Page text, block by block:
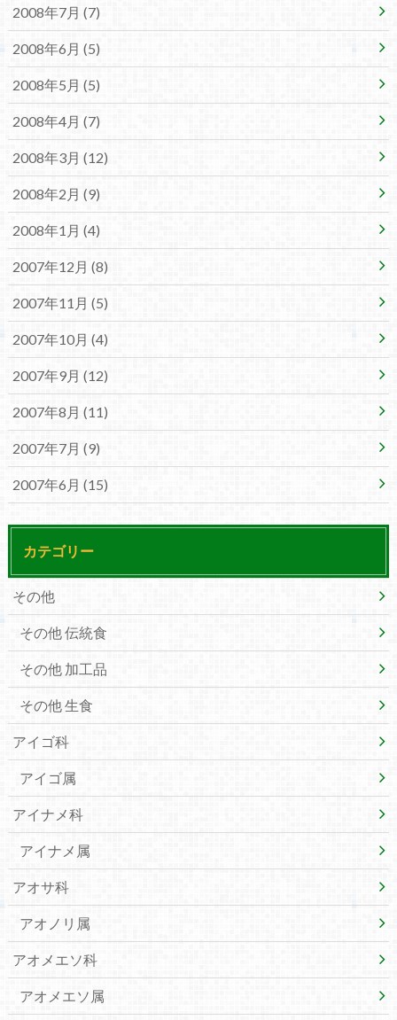
2008年7月 (7)
2008年6月 (5)
2008年5月 (5)
2008年4月 (7)
2008年3月 (12)
2008年2月 (9)
2008年1月 (4)
2007年12月 (8)
2007年11月 (5)
2007年10月 (4)
2007年9月 (12)
2007年8月 (11)
2007年7月 (9)
2007年6月 (15)
カテゴリー
その他
その他 伝統食
その他 加工品
その他 生食
アイゴ科
アイゴ属
アイナメ科
アイナメ属
アオサ科
アオノリ属
アオメエソ科
アオメエソ属